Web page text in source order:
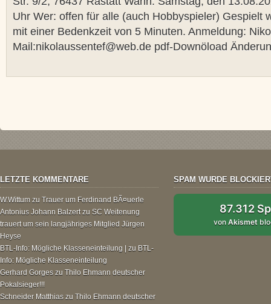
Uhr Wer: offen für alle (auch Hobbyspieler) Gespielt
mit einer Bedenkzeit von 5 Minuten. Anmeldung:
Mail:nikolaussentef@web.de pdf-Downöload
LETZTE KOMMENTARE
W.Wittum zu Trauer um Ferdinand BÃ¤uerle
Antonius Johann Balzertzu SC Weitenung
trauert um sein langjähriges Mitglied Jürgen
Heyse
BTL-Info: Mögliche Klasseneinteilung |
zu BTL-
Info: Mögliche Klasseneinteilung
Gerhard Gorges zu Thilo Ehmann deutscher
Pokalsieger!!!
Schneider Matthias zu Thilo Ehmann deutscher
SPAM WURDE
87.312
vonAkismet